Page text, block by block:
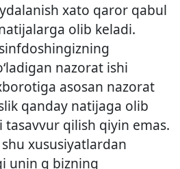
xato qaror qabul
olib keladi.
nazorat ishi
asosan nazorat
qanday natijaga olib
qilish qiyin emas.
xususiyatlardan
unin g bizning